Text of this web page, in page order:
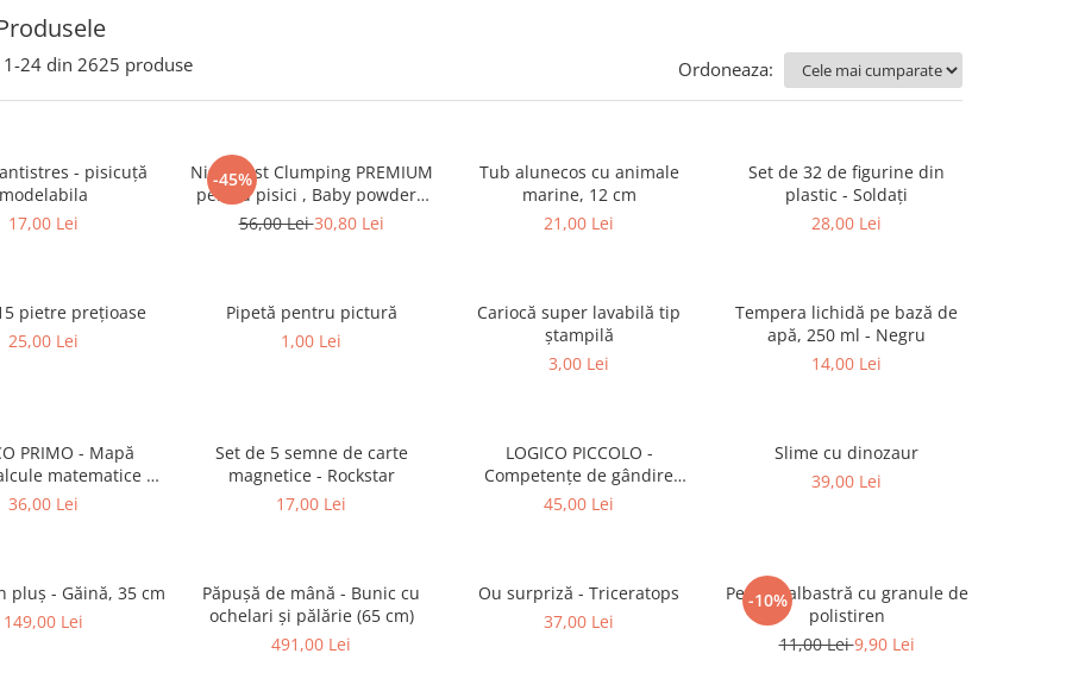
1-24 din 2625 produse Ordoneaza:
- pisicuță
modelabila
17,00 Lei
-45%
Nisip Fast Clumping PREMIUM
pentru pisici , Baby powder -
5L
56,00 Lei30,80 Lei
Tub alunecos cu animale
marine, 12 cm
21,00 Lei
Set de 32 de figurine din
plastic - Soldați
28,00 Lei
pietre prețioase
25,00 Lei
Pipetă pentru pictură
1,00 Lei
Cariocă super lavabilă tip
ștampilă
3,00 Lei
Tempera lichidă pe bază de
apă, 250 ml - Negru
14,00 Lei
PRIMO - Mapă
matematice cu
imagini (5+)
36,00 Lei
Set de 5 semne de carte
magnetice - Rockstar
17,00 Lei
LOGICO PICCOLO -
Competențe de gândire
logică. Clasificare
45,00 Lei
Slime cu dinozaur
39,00 Lei
pluș - Găină, 35 cm
149,00 Lei
Păpușă de mână - Bunic cu
ochelari și pălărie (65 cm)
491,00 Lei
Ou surpriză - Triceratops
37,00 Lei
-10%
Perniţă albastră cu granule de
polistiren
11,00 Lei9,90 Lei